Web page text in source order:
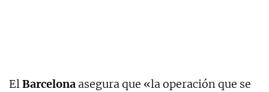
ElBarcelona asegura que «la operación que se